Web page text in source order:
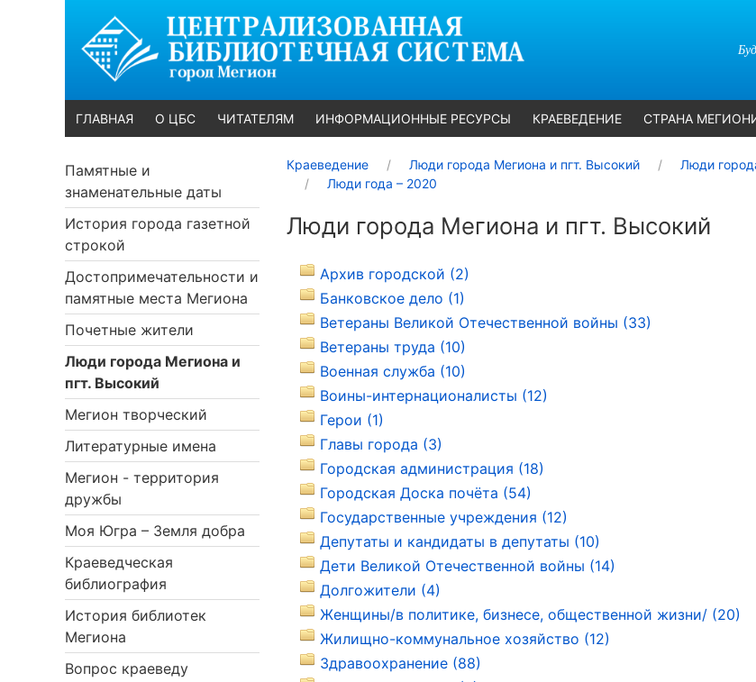
ГЛАВНАЯ О ЦБС ЧИТАТЕЛЯМ ИНФОРМАЦИОННЫЕ РЕСУРСЫ КРАЕВЕДЕНИЕ СТРАНА
Памятные и
знаменательные даты
История города газетной
строкой
Достопримечательности и
памятные места Мегиона
Почетные жители
Люди города Мегиона и
пгт. Высокий
Мегион творческий
Литературные имена
Мегион - территория
дружбы
Моя Югра – Земля добра
Краеведческая
библиография
История библиотек
Мегиона
Вопрос краеведу
Краеведение Люди города Мегиона и пгт. Высокий
Люди
Люди года – 2020
Люди города Мегиона и пгт. Высокий
Архив городской (2)
Банковское дело (1)
Ветераны Великой Отечественной войны (33)
Ветераны труда (10)
Военная служба (10)
Воины-интернационалисты (12)
Герои (1)
Главы города (3)
Городская администрация (18)
Городская Доска почёта (54)
Государственные учреждения (12)
Депутаты и кандидаты в депутаты (10)
Дети Великой Отечественной войны (14)
Долгожители (4)
Женщины/в политике, бизнесе, общественной жизни/ (20)
Жилищно-коммунальное хозяйство (12)
Здравоохранение (88)